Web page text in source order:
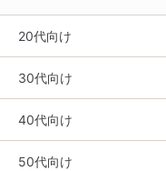
20代向け
30代向け
40代向け
50代向け